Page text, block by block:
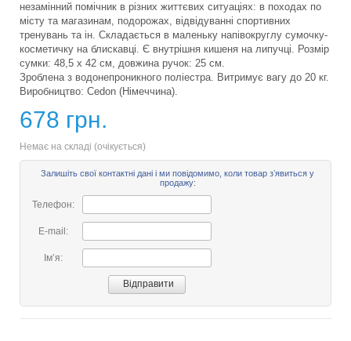
незамінний помічник в різних життєвих ситуаціях: в походах по
місту та магазинам, подорожах, відвідуванні спортивних
тренувань та ін. Складається в маленьку напівокруглу сумочку-
косметичку на блискавці. Є внутрішня кишеня на липучці. Розмір
сумки: 48,5 х 42 см, довжина ручок: 25 см.
Зроблена з водонепроникного поліестра. Витримує вагу до 20 кг.
Виробництво: Cedon (Німеччина).
678 грн.
Немає на складі (очікується)
Залишіть свої контактні дані і ми повідомимо, коли товар зʼявиться у
продажу:
Телефон:
E-mail:
Імʼя: